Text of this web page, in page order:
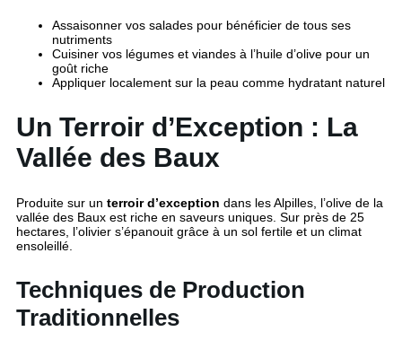
Assaisonner vos salades pour bénéficier de tous ses
nutriments
Cuisiner vos légumes et viandes à l’huile d’olive pour un
goût riche
Appliquer localement sur la peau comme hydratant naturel
Un Terroir d’Exception : La
Vallée des Baux
Produite sur un terroir d’exception dans les Alpilles, l’olive de la
vallée des Baux est riche en saveurs uniques. Sur près de 25
hectares, l’olivier s’épanouit grâce à un sol fertile et un climat
ensoleillé.
Techniques de Production
Traditionnelles